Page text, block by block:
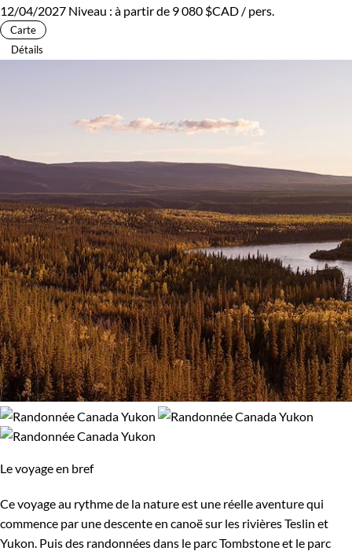
12/04/2027 Niveau : à partir de 9 080 $CAD / pers.
Carte
Détails
Le voyage en bref
Ce voyage au rythme de la nature est une réelle aventure qui
commence par une descente en canoë sur les rivières Teslin et
Yukon. Puis des randonnées dans le parc Tombstone et le parc